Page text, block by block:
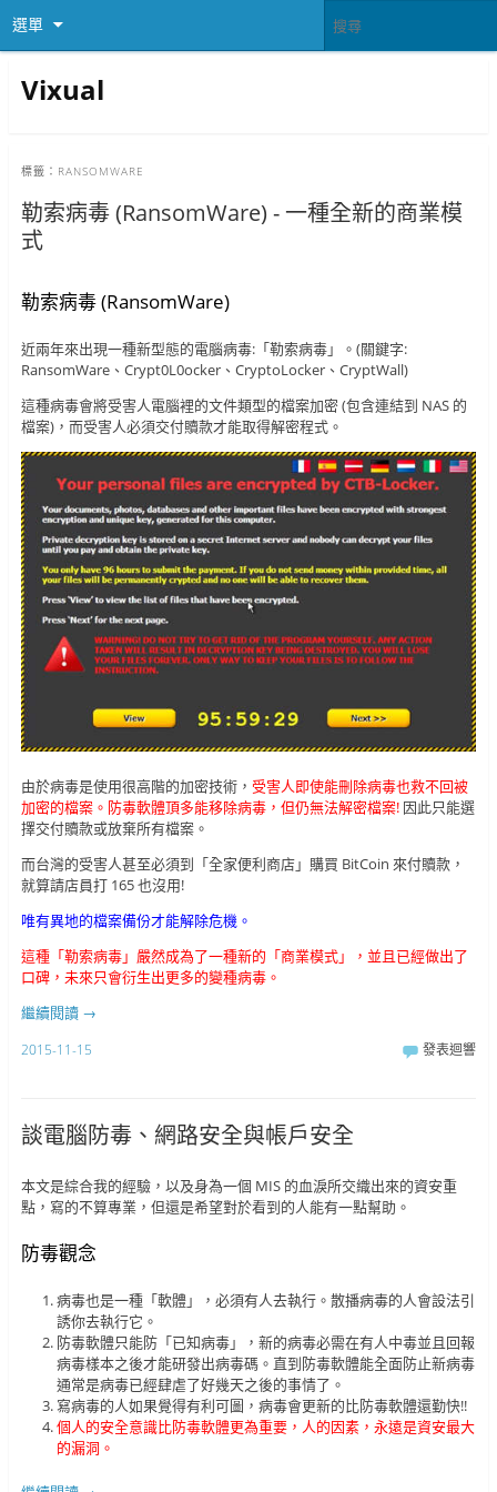
選單
Vixual
標籤： RANSOMWARE
勒索病毒 (RansomWare) - 一種全新的商業模
式
勒索病毒 (RansomWare)
近兩年來出現一種新型態的電腦病毒:「勒索病毒」。(關鍵字:
RansomWare、Crypt0L0ocker、CryptoLocker、CryptWall)
這種病毒會將受害人電腦裡的文件類型的檔案加密 (包含連結到 NAS 的
檔案)，而受害人必須交付贖款才能取得解密程式。
由於病毒是使用很高階的加密技術， 受害人即使能刪除病毒也救不回被
加密的檔案。防毒軟體頂多能移除病毒，但仍無法解密檔案!因此只能選
擇交付贖款或放棄所有檔案。
而台灣的受害人甚至必須到「全家便利商店」購買 BitCoin 來付贖款，
就算請店員打 165 也沒用!
唯有異地的檔案備份才能解除危機。
這種「勒索病毒」嚴然成為了一種新的「商業模式」，並且已經做出了
口碑，未來只會衍生出更多的變種病毒。
繼續閱讀 →
2015-11-15 發表迴響
談電腦防毒、網路安全與帳戶安全
本文是綜合我的經驗，以及身為一個 MIS 的血淚所交織出來的資安重
點，寫的不算專業，但還是希望對於看到的人能有一點幫助。
防毒觀念
病毒也是一種「軟體」，必須有人去執行。散播病毒的人會設法引
誘你去執行它。
防毒軟體只能防「已知病毒」，新的病毒必需在有人中毒並且回報
病毒樣本之後才能研發出病毒碼。直到防毒軟體能全面防止新病毒
通常是病毒已經肆虐了好幾天之後的事情了。
寫病毒的人如果覺得有利可圖，病毒會更新的比防毒軟體還勤快!!
個人的安全意識比防毒軟體更為重要，人的因素，永遠是資安最大
的漏洞。